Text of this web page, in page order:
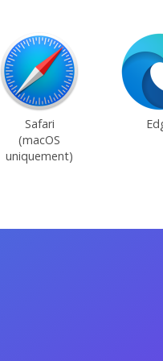
Safari
(macOS
uniquement)